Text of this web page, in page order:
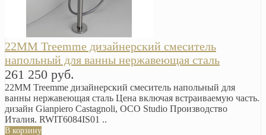
22MM Treemme дизайнерский смеситель
напольный для ванны нержавеющая сталь
261 250 руб.
22MM Treemme дизайнерский смеситель напольный для
ванны нержавеющая сталь Цена включая встраиваемую часть.
дизайн Gianpiero Castagnoli, OCO Studio Производство
Италия. RWIT6084IS01 ..
В корзину